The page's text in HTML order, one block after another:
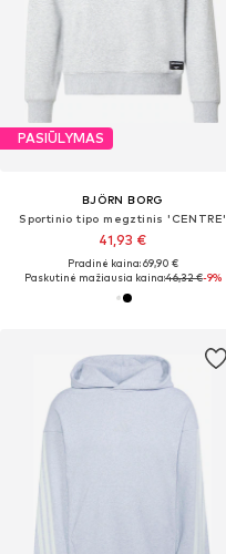
PASIŪLYMAS
BJÖRN BORG
Sportinio tipo megztinis 'CENTRE'
41,93 €
Pradinė kaina: 69,90 €
Paskutinė mažiausia kaina:46,32 €-9%